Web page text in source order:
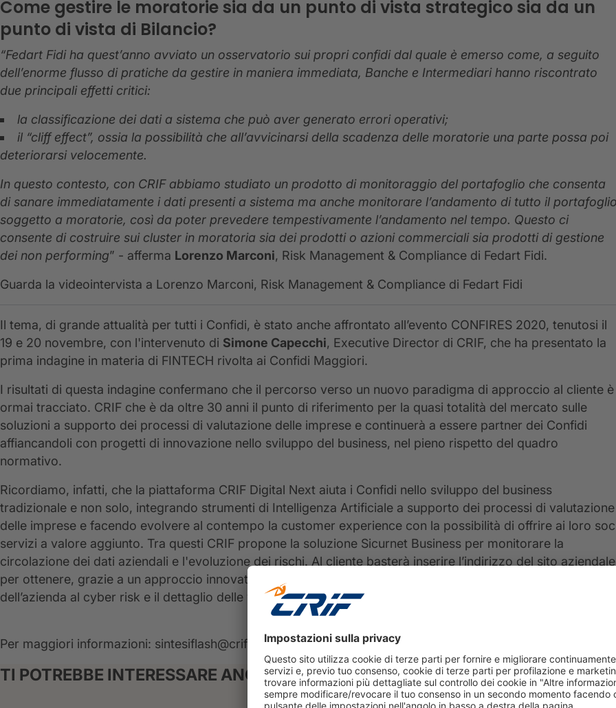
Come gestire le moratorie sia da un punto di vista strategico sia da un
punto di vista di Bilancio?
“Fedart Fidi ha quest’anno avviato un osservatorio sui propri confidi dal quale è emerso come, a seguito
dell’enorme flusso di pratiche da gestire in maniera immediata, Banche e Intermediari hanno riscontrato
due principali effetti critici:
la classificazione dei dati a sistema che può aver generato errori operativi;
il “cliff effect”, ossia la possibilità che all’avvicinarsi della scadenza delle moratorie una parte possa poi
deteriorarsi velocemente.
In questo contesto, con CRIF abbiamo studiato un prodotto di monitoraggio del portafoglio che consenta
di sanare immediatamente i dati presenti a sistema ma anche monitorare l’andamento di tutto il
soggetto a moratorie, così da poter prevedere tempestivamente l’andamento nel tempo. Questo ci
consente di costruire sui cluster in moratoria sia dei prodotti o azioni commerciali sia prodotti di gestione
dei non performing” - afferma Lorenzo Marconi, Risk Management & Compliance di Fedart Fidi.
Guarda la videointervista a Lorenzo Marconi, Risk Management & Compliance di Fedart Fidi
Il tema, di grande attualità per tutti i Confidi, è stato anche affrontato all’evento CONFIRES 2020, tenutosi il
19 e 20 novembre, con l'intervenuto di Simone Capecchi, Executive Director di CRIF, che ha presentato la
prima indagine in materia di FINTECH rivolta ai Confidi Maggiori.
I risultati di questa indagine confermano che il percorso verso un nuovo paradigma di approccio al cliente è
ormai tracciato. CRIF che è da oltre 30 anni il punto di riferimento per la quasi totalità del mercato sulle
soluzioni a supporto dei processi di valutazione delle imprese e continuerà a essere partner dei Confidi
affiancandoli con progetti di innovazione nello sviluppo del business, nel pieno rispetto del quadro
normativo.
Ricordiamo, infatti, che la piattaforma CRIF Digital Next aiuta i Confidi nello sviluppo del business
tradizionale e non solo, integrando strumenti di Intelligenza Artificiale a supporto dei processi di valutazione
delle imprese e facendo evolvere al contempo la customer experience con la possibilità di offrire ai loro
servizi a valore aggiunto. Tra questi CRIF propone la soluzione Sicurnet Business per monitorare la
circolazione dei dati aziendali e l'evoluzione dei rischi. Al cliente basterà inserire l’indirizzo del sito aziendale
per ottenere, grazie a un approccio innovativo e veloce, un assessment immediato dell’esposizione
dell’azienda al cyber risk e il dettaglio delle vulnerabilità sui propri domini e servizi.
Per maggiori informazioni: sintesiflash@crif.com
TI POTREBBE INTERESSARE ANCHE